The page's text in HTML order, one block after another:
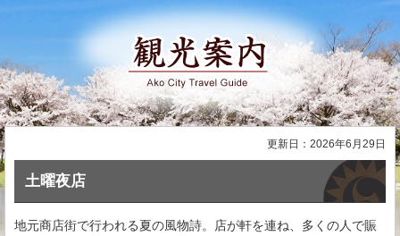
更新日：2026年6月29日
土曜夜店
地元商店街で行われる夏の風物詩。店が軒を連ね、多くの人で賑